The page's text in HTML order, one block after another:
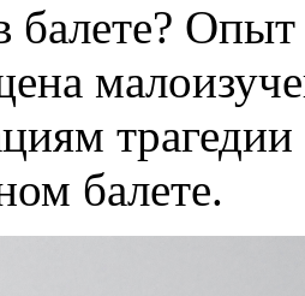
балете?
балете.